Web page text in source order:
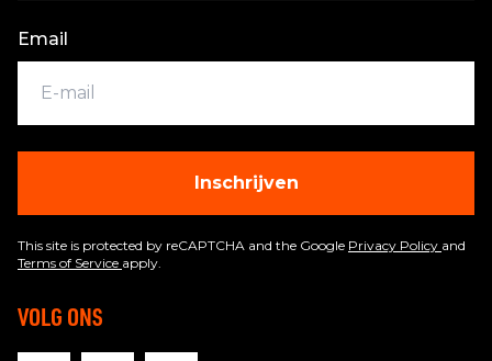
Email
Inschrijven
This site is protected by reCAPTCHA and the Google Privacy Policy and
Terms of Service apply.
VOLG ONS